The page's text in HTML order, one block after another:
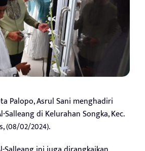
Palopo, Asrul Sani menghadiri
di Kelurahan Songka, Kec.
(08/02/2024).